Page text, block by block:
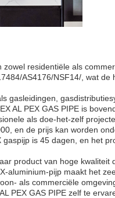
residentiële als
AS4176/NSF14/, wat de
gasleidingen,
AL PEX GAS PIPE is
als doe-het-zelf
en de prijs kan worden
is 45 dagen, en het
product van hoge
aluminium-pijp maakt het
als commerciële
PEX GAS PIPE zelf te